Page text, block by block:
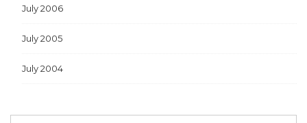
July 2006
July 2005
July 2004